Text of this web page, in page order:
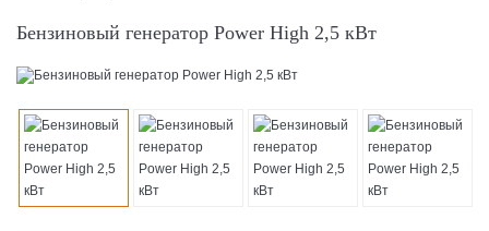
Бензиновый генератор Power High 2,5 кВт